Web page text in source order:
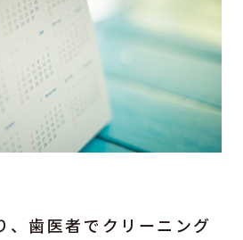
、歯医者でクリーニング